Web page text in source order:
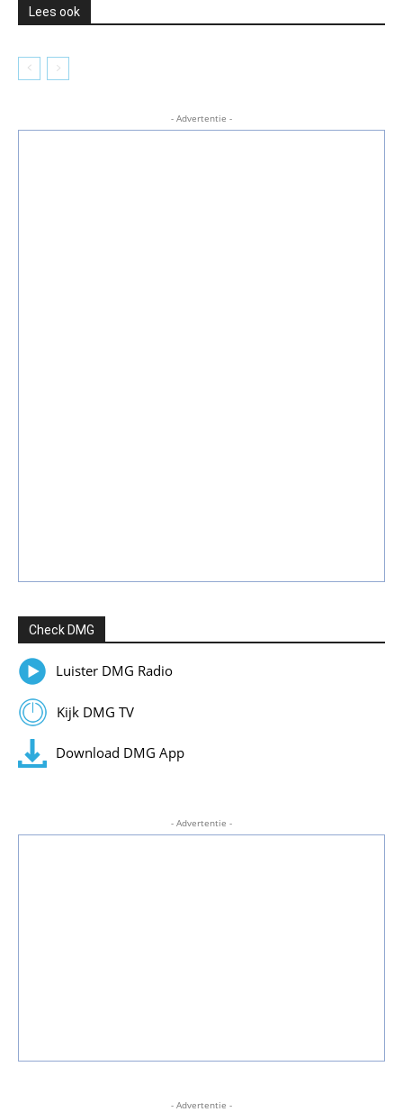
Lees ook
- Advertentie -
Check DMG
Luister DMG Radio
Kijk DMG TV
Download DMG App
- Advertentie -
- Advertentie -